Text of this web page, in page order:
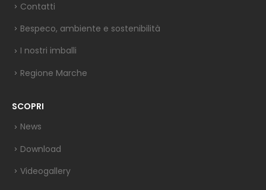
Contatti
Bespeco, ambiente e sostenibilità
I nostri imballi
Regione Marche
SCOPRI
News
Download
Videogallery